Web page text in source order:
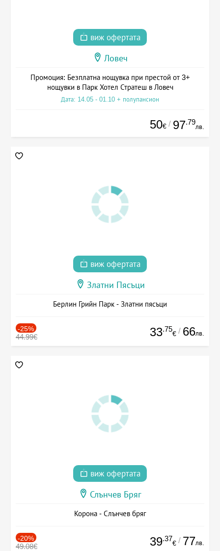
виж офертата
Ловеч
Промоция: Безплатна нощувка при престой от 3+
нощувки в Парк Хотел Стратеш в Ловеч
Дата: 14.05 - 01.10 + полупансион
50€ / 97.79
лв.
виж офертата
Златни Пясъци
Берлин Грийн Парк - Златни пясъци
-25%
44.99€ 33.75
€ / 66лв.
виж офертата
Слънчев Бряг
Корона - Слънчев бряг
-20%
49.08€ 39.37
€ / 77лв.